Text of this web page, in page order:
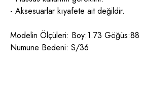
- Aksesuarlar kıyafete ait değildir.
Modelin Ölçüleri: Boy:1.73
Numune Bedeni: S/36